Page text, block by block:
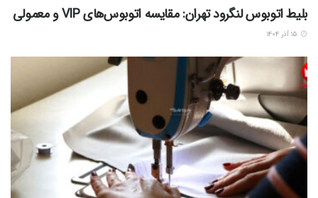
بلیط اتوبوس لنگرود تهران: مقایسه اتوبوس‌های VIP و معمولی